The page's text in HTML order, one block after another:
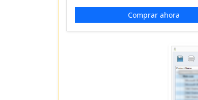
Comprar ahora